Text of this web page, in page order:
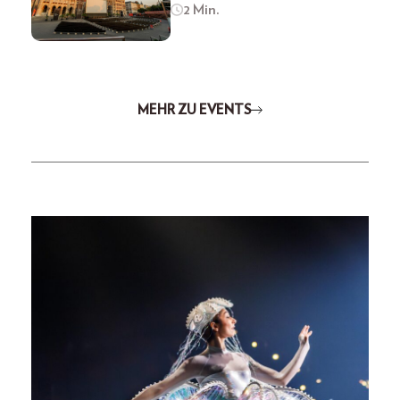
2 Min.
MEHR ZU EVENTS